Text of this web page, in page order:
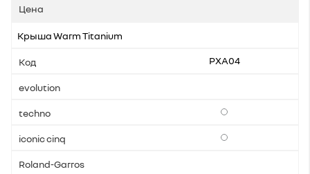
Крыша Warm Titanium
PXA04
Опции
Опции